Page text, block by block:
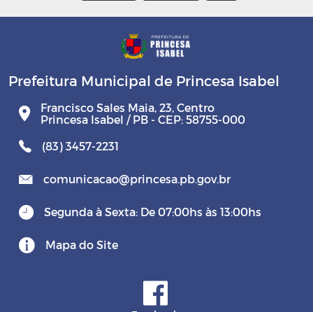
Prefeitura Municipal de Princesa Isabel
Francisco Sales Maia, 23, Centro
Princesa Isabel / PB - CEP: 58755-000
(83) 3457-2231
comunicacao@princesa.pb.gov.br
Segunda à Sexta: De 07:00hs às 13:00hs
Mapa do Site